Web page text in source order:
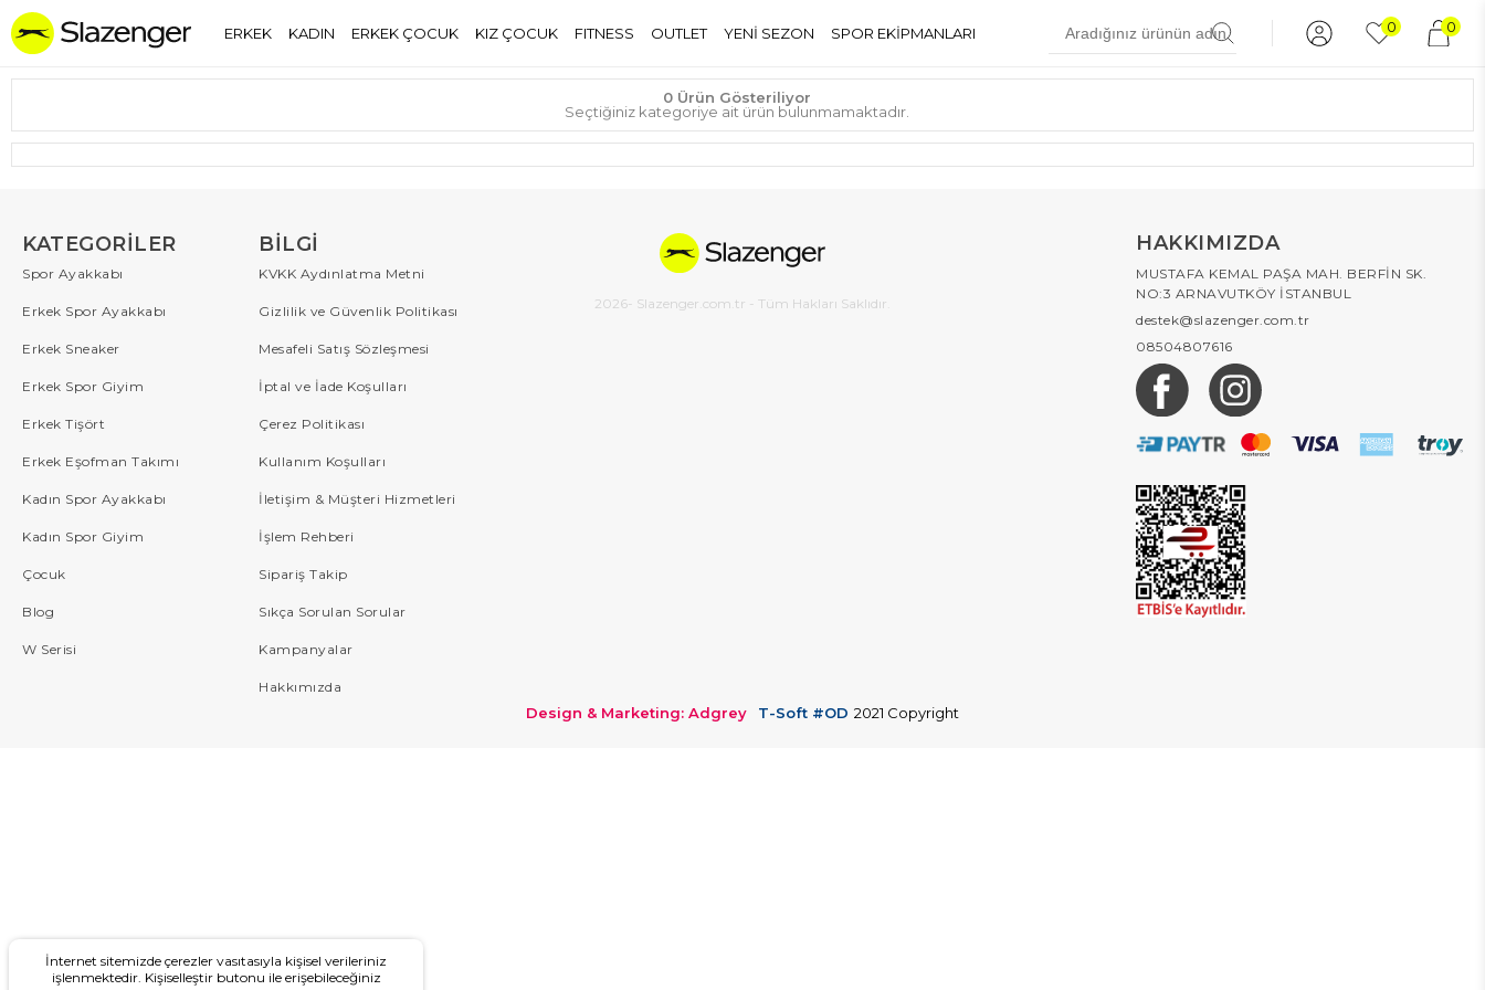
ERKEK KADIN ERKEK ÇOCUK KIZ ÇOCUK FITNESS OUTLET YENİ SEZON SPOR EKİPMANLARI 0 0
0 Ürün Gösteriliyor
Seçtiğiniz kategoriye ait ürün bulunmamaktadır.
KATEGORILER
Spor Ayakkabı
Erkek Spor Ayakkabı
Erkek Sneaker
Erkek Spor Giyim
Erkek Tişört
Erkek Eşofman Takımı
Kadın Spor Ayakkabı
Kadın Spor Giyim
Çocuk
Blog
W Serisi
BILGI
KVKK Aydınlatma Metni
Gizlilik ve Güvenlik Politikası
Mesafeli Satış Sözleşmesi
İptal ve İade Koşulları
Çerez Politikası
Kullanım Koşulları
İletişim & Müşteri Hizmetleri
İşlem Rehberi
Sipariş Takip
Sıkça Sorulan Sorular
Kampanyalar
Hakkımızda
2026- Slazenger.com.tr - Tüm Hakları Saklıdır.
HAKKIMIZDA
MUSTAFA KEMAL PAŞA MAH. BERFİN SK.
NO:3 ARNAVUTKÖY İSTANBUL
destek@slazenger.com.tr
08504807616
Design & Marketing: Adgrey T-Soft #OD 2021 Copyright
İnternet sitemizde çerezler vasıtasıyla kişisel verileriniz
işlenmektedir. Kişiselleştir butonu ile erişebileceğiniz